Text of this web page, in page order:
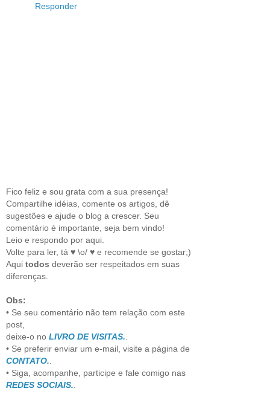
Responder
Fico feliz e sou grata com a sua presença!
Compartilhe idéias, comente os artigos, dê
sugestões e ajude o blog a crescer. Seu
comentário é importante, seja bem vindo!
Leio e respondo por aqui.
Volte para ler, tá ♥ \o/ ♥ e recomende se gostar;)
Aqui todos deverão ser respeitados em suas
diferenças.
Obs:
• Se seu comentário não tem relação com este
post,
deixe-o no LIVRO DE VISITAS..
• Se preferir enviar um e-mail, visite a página de
CONTATO..
• Siga, acompanhe, participe e fale comigo nas
REDES SOCIAIS..